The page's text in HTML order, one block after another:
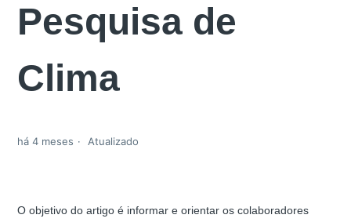
Pesquisa de
Clima
há 4 meses Atualizado
O objetivo do artigo é informar e orientar os colaboradores